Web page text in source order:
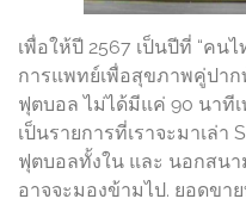
เพื่อให้ปี 2567 เป็นปีที่ “คน
การแพทย์เพื่อสุขภาพคู่ปาก
ฟุตบอล ไม่ได้มีแค่ 90 นาที
เป็นรายการที่เราจะมาเล่า
ฟุตบอลทั้งใน และ นอกสน
อาจจะมองข้ามไป. ยอดขา